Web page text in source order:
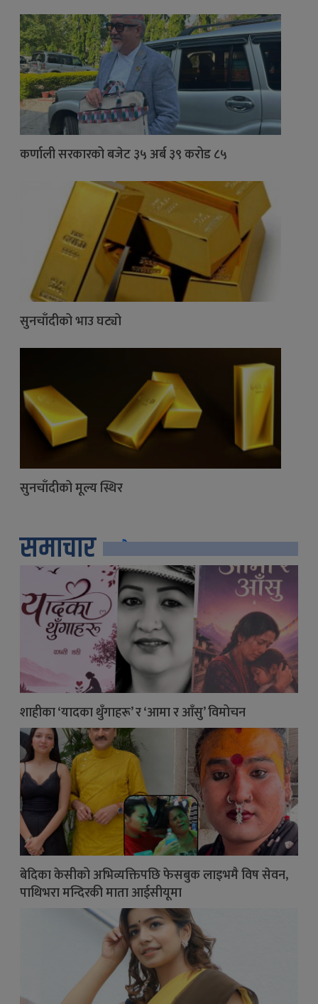
कर्णाली सरकारको बजेट ३५ अर्ब ३९ करोड ८५
सुनचाँदीको भाउ घट्यो
सुनचाँदीको मूल्य स्थिर
समाचार सबै
शाहीका ‘यादका थुँगाहरू’ र ‘आमा र आँसु’ विमोचन
बेदिका केसीको अभिव्यक्तिपछि फेसबुक लाइभमै विष सेवन,
पाथिभरा मन्दिरकी माता आईसीयूमा